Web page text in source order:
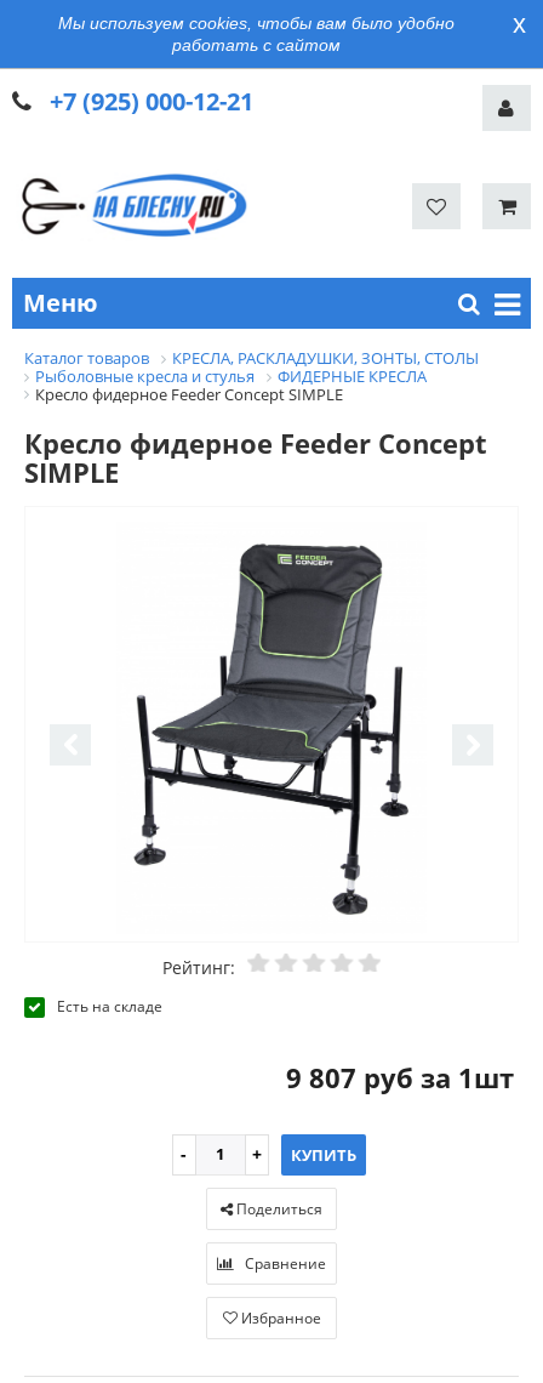
Мы используем cookies, чтобы вам было удобно
работать с сайтом
x
+7 (925) 000-12-21
Меню
Каталог товаров
КРЕСЛА, РАСКЛАДУШКИ, ЗОНТЫ, СТОЛЫ
Рыболовные кресла и стулья
ФИДЕРНЫЕ КРЕСЛА
Кресло фидерное Feeder Concept SIMPLE
Кресло фидерное Feeder Concept
SIMPLE
Рейтинг:
Есть на складе
9 807 руб за 1шт
КУПИТЬ
Поделиться
Сравнение
Избранное